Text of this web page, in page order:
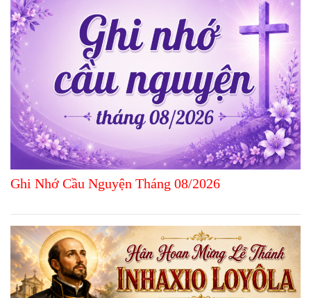
Ghi Nhớ Cầu Nguyện Tháng 08/2026